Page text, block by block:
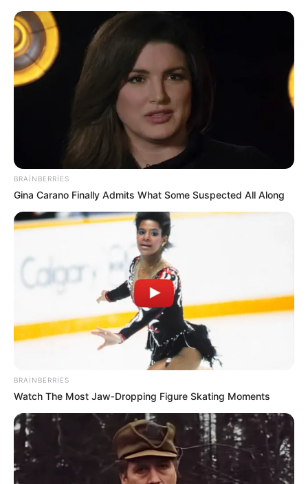
00:28 / 07 Avqust 2026
Bakıda yaşayanların DİQQƏTİNƏ!
avqust 2026-cı il saat 00:00-dan
etibarən...
0
00:17 / 07 Avqust 2026
Prezidentdən AZAL-la bağlı -Fərman
BRAINBERRIES
Gina Carano Finally Admits What Some Suspected All Along
BRAINBERRIES
Watch The Most Jaw‑Dropping Figure Skating Moments